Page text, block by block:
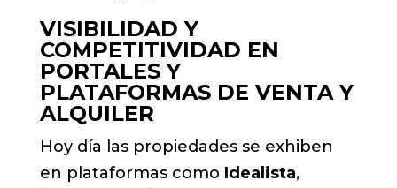
VISIBILIDAD Y
COMPETITIVIDAD EN
PORTALES Y
PLATAFORMAS DE VENTA Y
ALQUILER
Hoy día las propiedades se exhiben
en plataformas como Idealista,